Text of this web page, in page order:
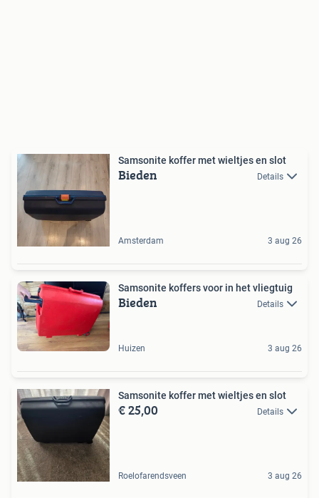
Samsonite koffer met wieltjes en slot
Bieden Details
Amsterdam 3 aug 26
Samsonite koffers voor in het vliegtuig
Bieden Details
Huizen 3 aug 26
Samsonite koffer met wieltjes en slot
€ 25,00 Details
Roelofarendsveen 3 aug 26